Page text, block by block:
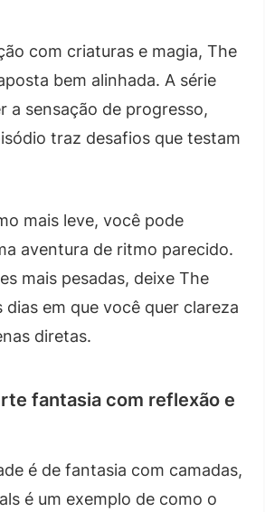
com criaturas e magia, The
bem alinhada. A série
a sensação de progresso,
traz desafios que testam
mais leve, você pode
aventura de ritmo parecido.
mais pesadas, deixe The
em que você quer clareza
diretas.
fantasia com reflexão e
é de fantasia com camadas,
é um exemplo de como o